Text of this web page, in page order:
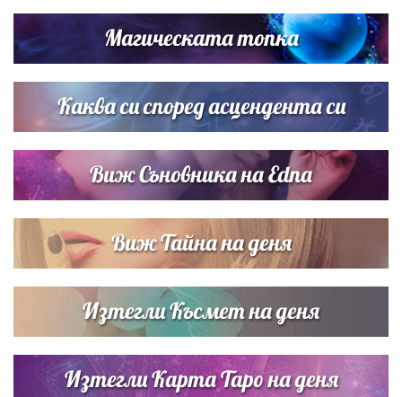
си деца на семейна морска приказка
Звездна ваканция в Майорка: Дженифър Анистън,
Кортни Кокс и Джим Къртис заедно на яхта
Магическата топка
Каква си според асцендента си
Виж Съновника на Edna
Виж Тайна на деня
Изтегли Късмет на деня
Изтегли Карта Таро на деня